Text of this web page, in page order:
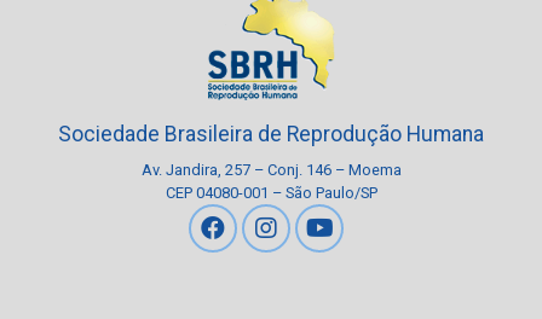
Sociedade Brasileira de Reprodução Humana
Av. Jandira, 257 – Conj. 146 – Moema
CEP 04080-001 – São Paulo/SP